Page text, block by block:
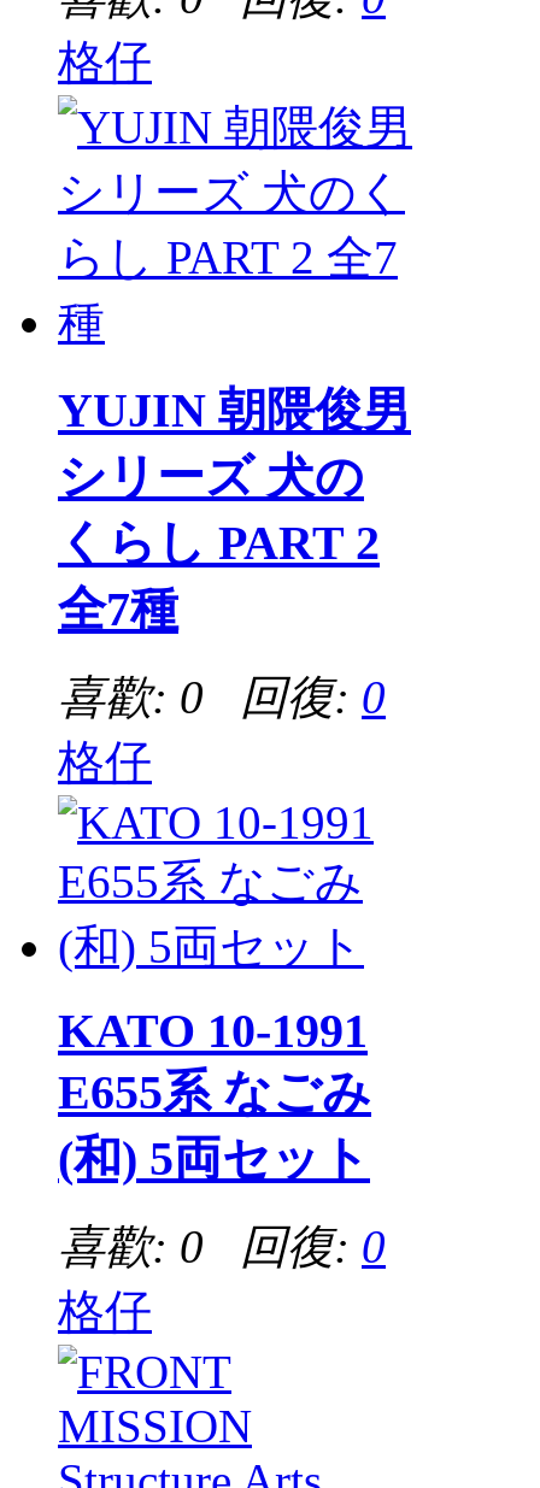
格仔
YUJIN 朝隈俊男
シリーズ 犬の
くらし PART 2
全7種
喜歡: 0 回復: 0
格仔
KATO 10-1991
E655系 なごみ
(和) 5両セット
喜歡: 0 回復: 0
格仔